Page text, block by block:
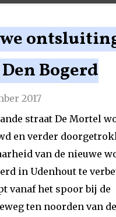
Bogerd
2017
straat De Mortel
en verder
van de nieuwe
in Udenhout te
vanaf het spoor bij de
ten noorden van